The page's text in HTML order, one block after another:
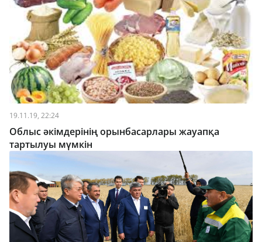
19.11.19, 22:24
Облыс әкімдерінің орынбасарлары жауапқа
тартылуы мүмкін